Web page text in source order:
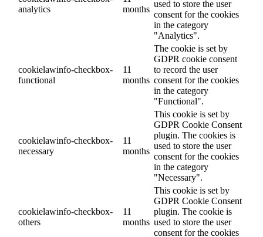
analytics
months
used to store the user
consent for the cookies
in the category
"Analytics".
cookielawinfo-checkbox-
functional
11
months
The cookie is set by
GDPR cookie consent
to record the user
consent for the cookies
in the category
"Functional".
cookielawinfo-checkbox-
necessary
11
months
This cookie is set by
GDPR Cookie Consent
plugin. The cookies is
used to store the user
consent for the cookies
in the category
"Necessary".
cookielawinfo-checkbox-
others
11
months
This cookie is set by
GDPR Cookie Consent
plugin. The cookie is
used to store the user
consent for the cookies